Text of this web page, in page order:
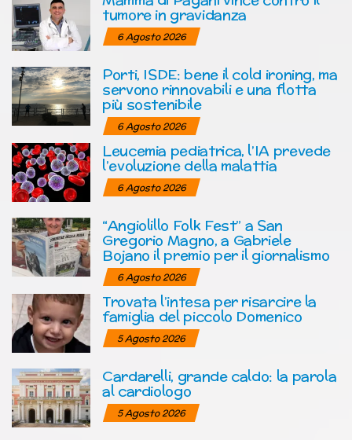
tumore in gravidanza
6 Agosto 2026
Porti, ISDE: bene il cold ironing, ma
servono rinnovabili e una flotta
più sostenibile
6 Agosto 2026
Leucemia pediatrica, l’IA prevede
l’evoluzione della malattia
6 Agosto 2026
“Angiolillo Folk Fest” a San
Gregorio Magno, a Gabriele
Bojano il premio per il giornalismo
6 Agosto 2026
Trovata l’intesa per risarcire la
famiglia del piccolo Domenico
5 Agosto 2026
Cardarelli, grande caldo: la parola
al cardiologo
5 Agosto 2026